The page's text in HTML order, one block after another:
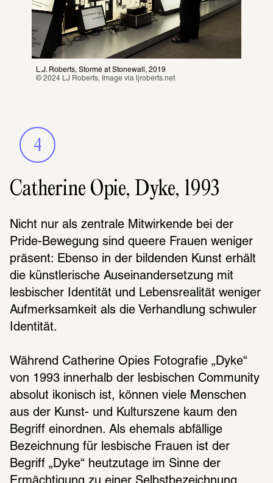
L.J. Roberts, Stormé at Stonewall, 2019
© 2024 LJ Roberts, Image via
ljroberts.net
4
Catherine Opie, Dyke, 1993
Nicht nur als zentrale Mitwirkende bei der
Pride-Bewegung sind queere Frauen weniger
präsent: Ebenso in der bildenden Kunst erhält
die künstlerische Auseinandersetzung mit
lesbischer Identität und Lebensrealität weniger
Aufmerksamkeit als die Verhandlung schwuler
Identität.
Während Catherine Opies Fotografie „Dyke“
von 1993 innerhalb der lesbischen Community
absolut ikonisch ist, können viele Menschen
aus der Kunst- und Kulturszene kaum den
Begriff einordnen. Als ehemals abfällige
Bezeichnung für lesbische Frauen ist der
Begriff „Dyke“ heutzutage im Sinne der